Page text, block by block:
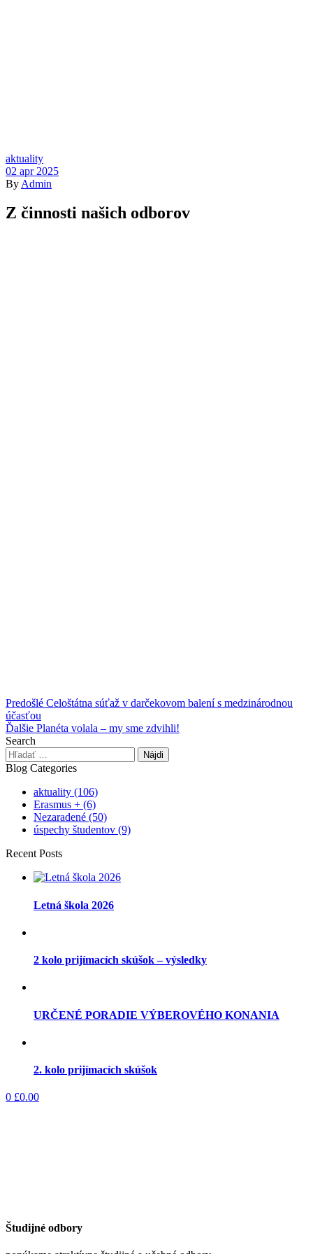
Kategórie
aktuality
02 apr 2025
By Admin
Z činnosti našich odborov
Navigácia
v
článku
Predošlé Celoštátna súťaž v darčekovom balení s medzinárodnou
účasťou
Ďalšie Planéta volala – my sme zdvihli!
Search
Hľadať:
Blog Categories
aktuality (106)
Erasmus + (6)
Nezaradené (50)
úspechy študentov (9)
Recent Posts
Letná škola 2026
2 kolo prijímacích skúšok – výsledky
URČENÉ PORADIE VÝBEROVÉHO KONANIA
2. kolo prijímacích skúšok
0 £0.00
Študijné odbory